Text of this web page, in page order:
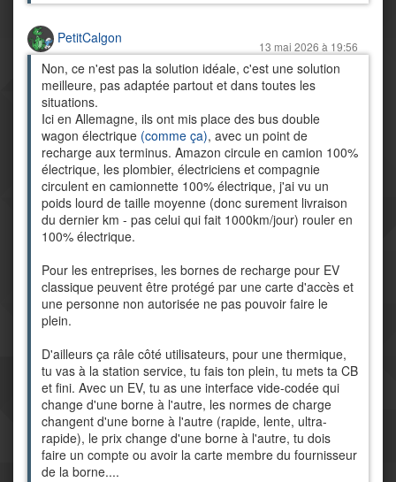
PetitCalgon
13 mai 2026 à 19:56
Non, ce n'est pas la solution idéale, c'est une solution
meilleure, pas adaptée partout et dans toutes les
situations.
Ici en Allemagne, ils ont mis place des bus double
wagon électrique (comme ça), avec un point de
recharge aux terminus. Amazon circule en camion 100%
électrique, les plombier, électriciens et compagnie
circulent en camionnette 100% électrique, j'ai vu un
poids lourd de taille moyenne (donc surement livraison
du dernier km - pas celui qui fait 1000km/jour) rouler en
100% électrique.
Pour les entreprises, les bornes de recharge pour EV
classique peuvent être protégé par une carte d'accès et
une personne non autorisée ne pas pouvoir faire le
plein.
D'ailleurs ça râle côté utilisateurs, pour une thermique,
tu vas à la station service, tu fais ton plein, tu mets ta CB
et fini. Avec un EV, tu as une interface vide-codée qui
change d'une borne à l'autre, les normes de charge
changent d'une borne à l'autre (rapide, lente, ultra-
rapide), le prix change d'une borne à l'autre, tu dois
faire un compte ou avoir la carte membre du fournisseur
de la borne....